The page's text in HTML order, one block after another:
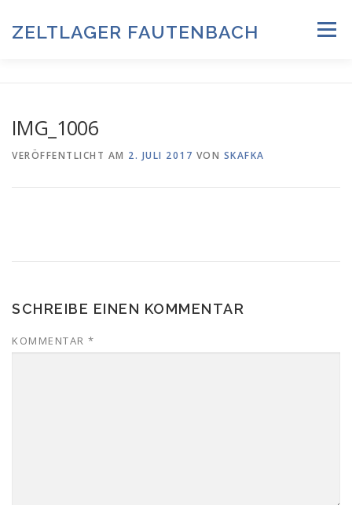
springen
ZELTLAGER FAUTENBACH Menü
HISTORIE & FOTOARCHIV
IMG_1006
VERÖFFENTLICHT AM 2. JULI 2017 VON SKAFKA
SCHREIBE EINEN KOMMENTAR
KOMMENTAR *